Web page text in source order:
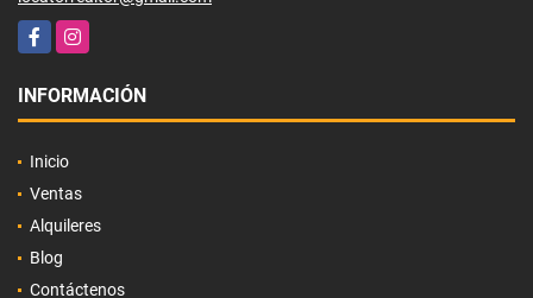
FacebookInstagram
INFORMACIÓN
Inicio
Ventas
Alquileres
Blog
Contáctenos